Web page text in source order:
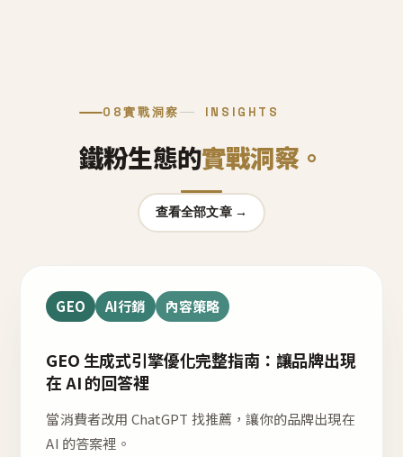
08實戰洞察 INSIGHTS
鐵粉生態的實戰洞察。
查看全部文章 →
GEO AI行銷 內容策略
GEO 生成式引擎優化完整指南：讓品牌出現
在 AI 的回答裡
當消費者改用 ChatGPT 找推薦，讓你的品牌出現在
AI 的答案裡。